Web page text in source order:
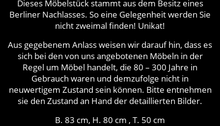
Dieses Möbelstück stammt aus dem Besitz eines
Berliner Nachlasses. So eine Gelegenheit werden Sie
nicht zweimal finden! Unikat!
Aus gegebenem Anlass weisen wir darauf hin, dass es
sich bei den von uns angebotenen Möbeln in der
Regel um Möbel handelt, die 80 – 300 Jahre in
Gebrauch waren und demzufolge nicht in
neuwertigem Zustand sein können. Bitte entnehmen
sie den Zustand an Hand der detaillierten Bilder.
B. 83 cm, H. 80 cm , T. 50 cm